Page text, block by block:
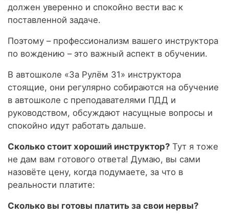
должен уверенно и спокойно вести вас к
поставленной задаче.
Поэтому – профессионализм вашего инструктора
по вождению – это важный аспект в обучении.
В автошколе «За Рулём 31» инструктора
стоящие, они регулярно собираются на обучение
в автошколе с преподавателями ПДД и
руководством, обсуждают насущные вопросы и
спокойно идут работать дальше.
Сколько стоит хороший инструктор? Тут я тоже
не дам вам готового ответа! Думаю, вы сами
назовёте цену, когда подумаете, за что в
реальности платите:
Сколько вы готовы платить за свои нервы?